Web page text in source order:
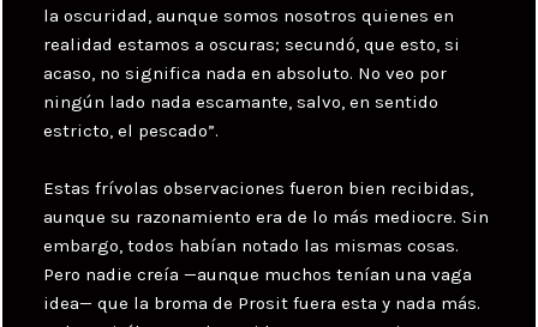
la oscuridad, aunque somos nosotros quienes en
realidad estamos a oscuras; secundó, que esto, si
acaso, no significa nada en absoluto. No veo por
ningún lado nada escamante, salvo, en sentido
estricto, el pescado”.
Estas frívolas observaciones fueron bien recibidas,
aunque su razonamiento era de lo más mediocre. Sin
embargo, todos habían notado las mismas cosas.
Pero nadie creía —aunque muchos tenían una vaga
idea— que la broma de Prosit fuera esta y nada más.